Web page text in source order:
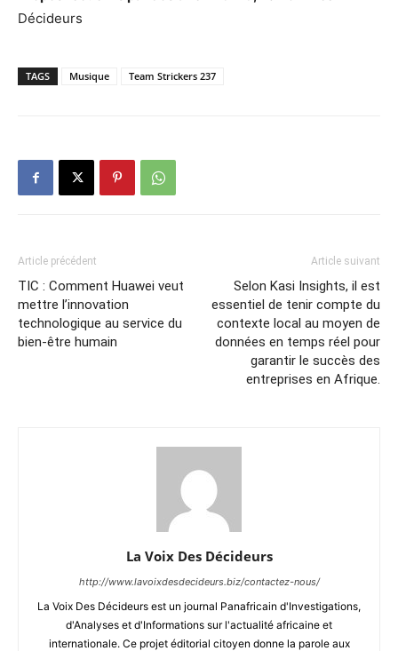
Décideurs
TAGS Musique Team Strickers 237
Article précédent
TIC : Comment Huawei veut
mettre l’innovation
technologique au service du
bien-être humain
Article suivant
Selon Kasi Insights, il est
essentiel de tenir compte du
contexte local au moyen de
données en temps réel pour
garantir le succès des
entreprises en Afrique.
La Voix Des Décideurs
http://www.lavoixdesdecideurs.biz/contactez-nous/
La Voix Des Décideurs est un journal Panafricain d'Investigations,
d'Analyses et d'Informations sur l'actualité africaine et
internationale. Ce projet éditorial citoyen donne la parole aux